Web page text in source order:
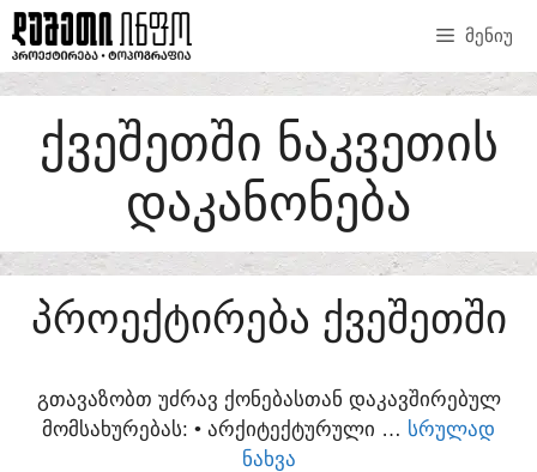
SKIP
TO
CONTENT
ᲛᲔᲜᲘᲣ
ᲥᲕᲔᲨᲔᲗᲨᲘ ᲜᲐᲙᲕᲔᲗᲘᲡ
ᲓᲐᲙᲐᲜᲝᲜᲔᲑᲐ
ᲞᲠᲝᲔᲥᲢᲘᲠᲔᲑᲐ ᲥᲕᲔᲨᲔᲗᲨᲘ
ᲒᲗᲐᲕᲐᲖᲝᲑᲗ ᲣᲫᲠᲐᲕ ᲥᲝᲜᲔᲑᲐᲡᲗᲐᲜ ᲓᲐᲙᲐᲕᲨᲘᲠᲔᲑᲣᲚ
ᲛᲝᲛᲡᲐᲮᲣᲠᲔᲑᲐᲡ:​ • ᲐᲠᲥᲘᲢᲔᲥᲢᲣᲠᲣᲚᲘ … ᲡᲠᲣᲚᲐᲓ
ᲜᲐᲮᲕᲐ